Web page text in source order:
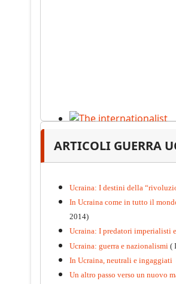
PDF n.12, 2026
ARTICOLI GUERRA
Ucraina: I destini della
In Ucraina come in tutto il
2014)
Ucraina: I predatori imperialisti
Ucraina: guerra e nazionalismi (
In Ucraina, neutrali e ingaggiati
Un altro passo verso un nuovo